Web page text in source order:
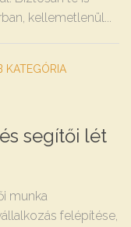
kellemetlenül...
KATEGÓRIA
segítői lét
munka
felépítése,